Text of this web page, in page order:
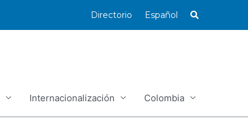
Directorio Español
Internacionalización Colombia